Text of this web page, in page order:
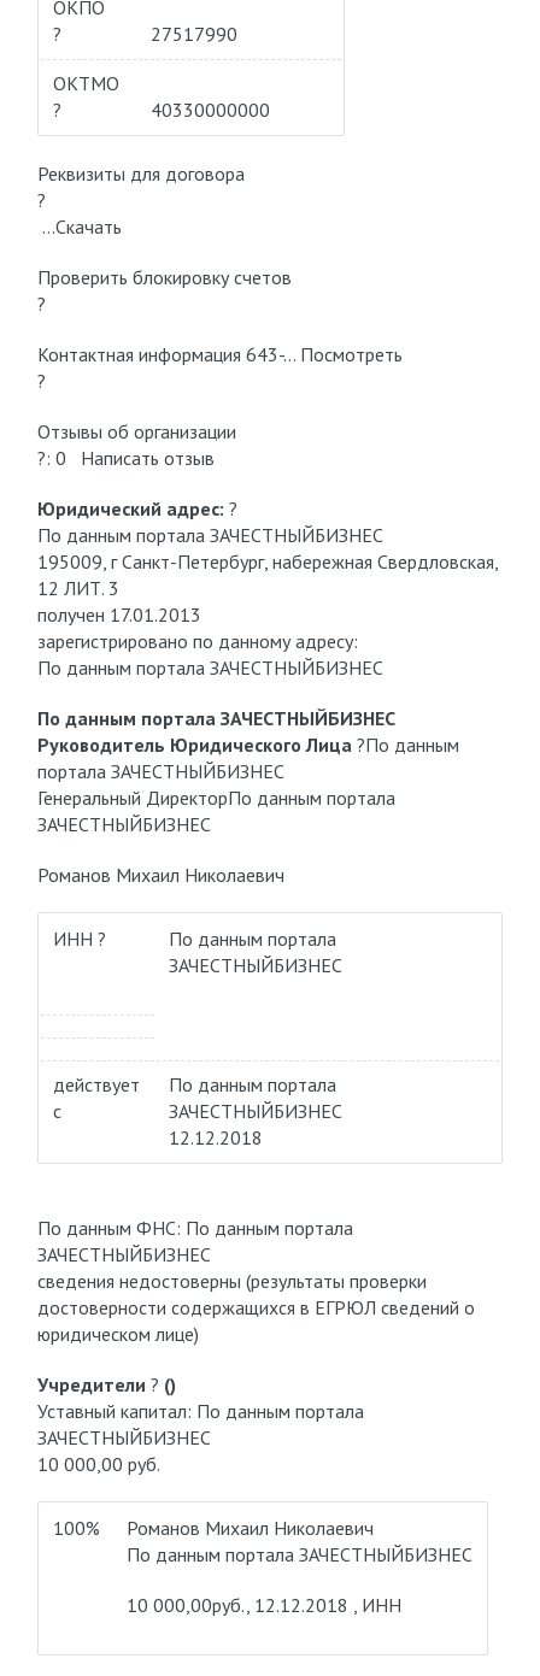
ОКПО
?
27517990
ОКТМО
?
40330000000
Реквизиты для договора
?
…Скачать
Проверить блокировку cчетов
?
Контактная информация 643-… Посмотреть
?
Отзывы об организации
?: 0 Написать отзыв
Юридический адрес: ?
По данным портала ЗАЧЕСТНЫЙБИЗНЕС
195009, г Санкт-Петербург, набережная Свердловская,
12 ЛИТ. 3
получен 17.01.2013
зарегистрировано по данному адресу:
По данным портала ЗАЧЕСТНЫЙБИЗНЕС
По данным портала ЗАЧЕСТНЫЙБИЗНЕС
Руководитель Юридического Лица?По данным
портала ЗАЧЕСТНЫЙБИЗНЕС
Генеральный ДиректорПо данным портала
ЗАЧЕСТНЫЙБИЗНЕС
Романов Михаил Николаевич
ИНН ?
По данным портала
ЗАЧЕСТНЫЙБИЗНЕС
действует
с
По данным портала
ЗАЧЕСТНЫЙБИЗНЕС
12.12.2018
По данным ФНС: По данным портала
ЗАЧЕСТНЫЙБИЗНЕС
сведения недостоверны (результаты проверки
достоверности содержащихся в ЕГРЮЛ сведений о
юридическом лице)
Учредители ? ()
Уставный капитал: По данным портала
ЗАЧЕСТНЫЙБИЗНЕС
10 000,00 руб.
100%
Романов Михаил Николаевич
По данным портала ЗАЧЕСТНЫЙБИЗНЕС
10 000,00руб., 12.12.2018 , ИНН